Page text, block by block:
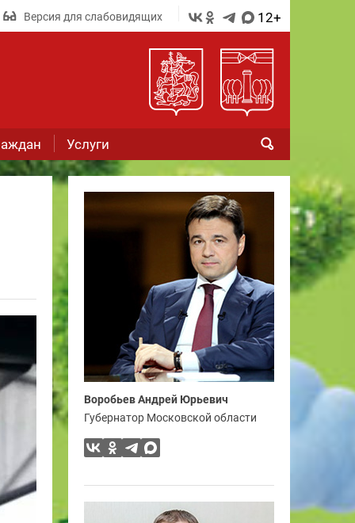
Версия для слабовидящих 12+
Услуги
Воробьев Андрей Юрьевич
Губернатор Московской области